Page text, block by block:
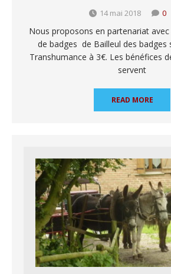
14 mai 2018 0
Nous proposons en partenariat
de badges de Bailleul des badges
Transhumance à 3€. Les bénéfices
servent
READ MORE